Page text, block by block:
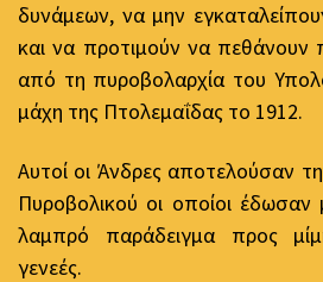
δυνάμεων, να μην
και να προτιμούν να
από τη πυροβολαρχία του
μάχη της Πτολεμαΐδας το 1912.
Αυτοί οι Άνδρες αποτελούσαν
Πυροβολικού οι οποίοι
λαμπρό παράδειγμα προς
γενεές.